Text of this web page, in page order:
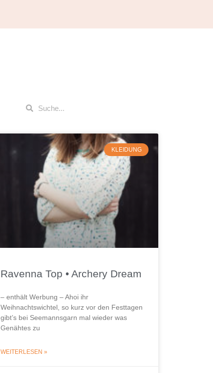
KLEIDUNG
Ravenna Top • Archery Dream
– enthält Werbung – Ahoi ihr
Weihnachtswichtel, so kurz vor den Festtagen
gibt’s bei Seemannsgarn mal wieder was
Genähtes zu
WEITERLESEN »